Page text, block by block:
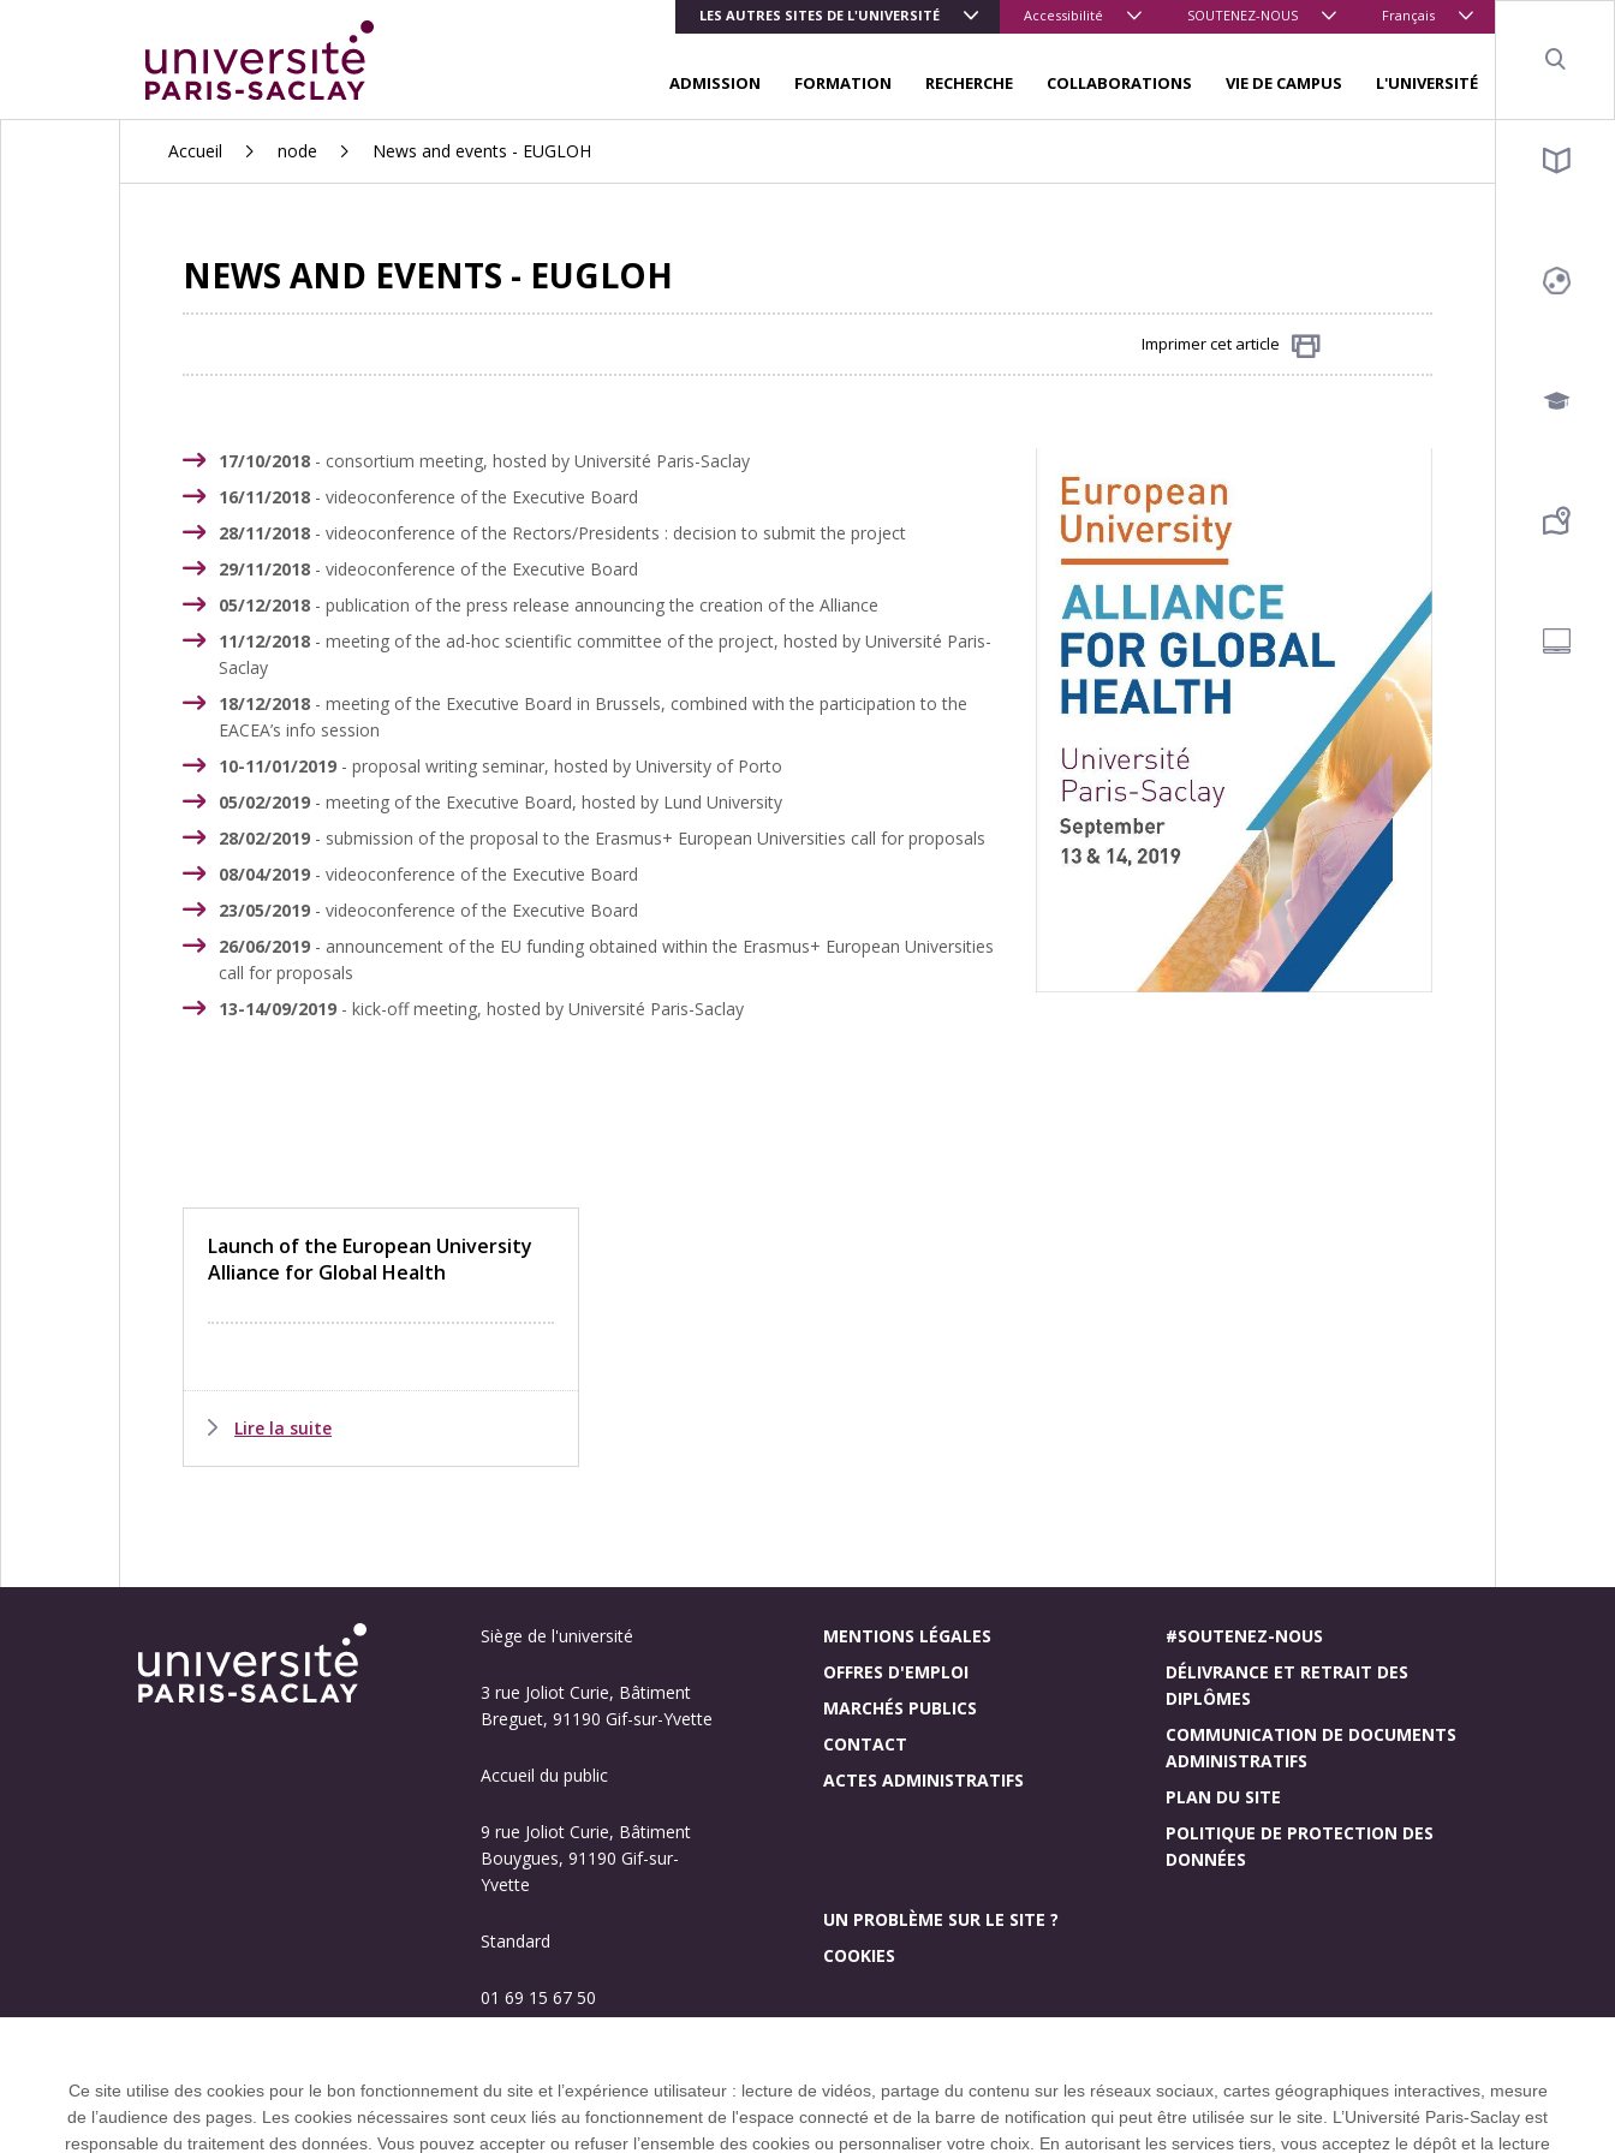
LES AUTRES SITES DE L'UNIVERSITÉ Accessibilité SOUTENEZ-NOUS Français
ADMISSION FORMATION RECHERCHE COLLABORATIONS VIE DE CAMPUS L'UNIVERSITÉ
Accueil node News and events - EUGLOH
NEWS AND EVENTS - EUGLOH
Imprimer cet article
17/10/2018 - consortium meeting, hosted by Université Paris-Saclay
16/11/2018 - videoconference of the Executive Board
28/11/2018 - videoconference of the Rectors/Presidents : decision to submit the project
29/11/2018 - videoconference of the Executive Board
05/12/2018 - publication of the press release announcing the creation of the Alliance
11/12/2018 - meeting of the ad-hoc scientific committee of the project, hosted by Université Paris-
Saclay
18/12/2018 - meeting of the Executive Board in Brussels, combined with the participation to the
EACEA’s info session
10-11/01/2019 - proposal writing seminar, hosted by University of Porto
05/02/2019 - meeting of the Executive Board, hosted by Lund University
28/02/2019 - submission of the proposal to the Erasmus+ European Universities call for proposals
08/04/2019 - videoconference of the Executive Board
23/05/2019 - videoconference of the Executive Board
26/06/2019 - announcement of the EU funding obtained within the Erasmus+ European Universities
call for proposals
13-14/09/2019 - kick-off meeting, hosted by Université Paris-Saclay
Launch of the European University
Alliance for Global Health
Lire la suite
Siège de l'université
3 rue Joliot Curie, Bâtiment
Breguet, 91190 Gif-sur-Yvette
Accueil du public
9 rue Joliot Curie, Bâtiment
Bouygues, 91190 Gif-sur-
Yvette
Standard
01 69 15 67 50
MENTIONS LÉGALES
OFFRES D'EMPLOI
MARCHÉS PUBLICS
CONTACT
ACTES ADMINISTRATIFS
#SOUTENEZ-NOUS
DÉLIVRANCE ET RETRAIT DES
DIPLÔMES
COMMUNICATION DE DOCUMENTS
ADMINISTRATIFS
PLAN DU SITE
POLITIQUE DE PROTECTION DES
DONNÉES
UN PROBLÈME SUR LE SITE ?
COOKIES
Ce site utilise des cookies pour le bon fonctionnement du site et l’expérience utilisateur : lecture de vidéos, partage du contenu sur les réseaux sociaux, cartes géographiques interactives, mesure
de l’audience des pages. Les cookies nécessaires sont ceux liés au fonctionnement de l'espace connecté et de la barre de notification qui peut être utilisée sur le site. L’Université Paris-Saclay est
responsable du traitement des données. Vous pouvez accepter ou refuser l’ensemble des cookies ou personnaliser votre choix. En autorisant les services tiers, vous acceptez le dépôt et la lecture